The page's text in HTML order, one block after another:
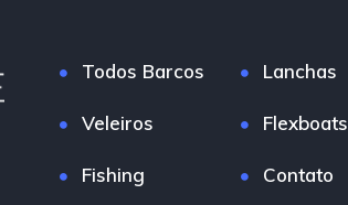
Todos Barcos Lanchas
Veleiros Flexboats
Fishing Contato